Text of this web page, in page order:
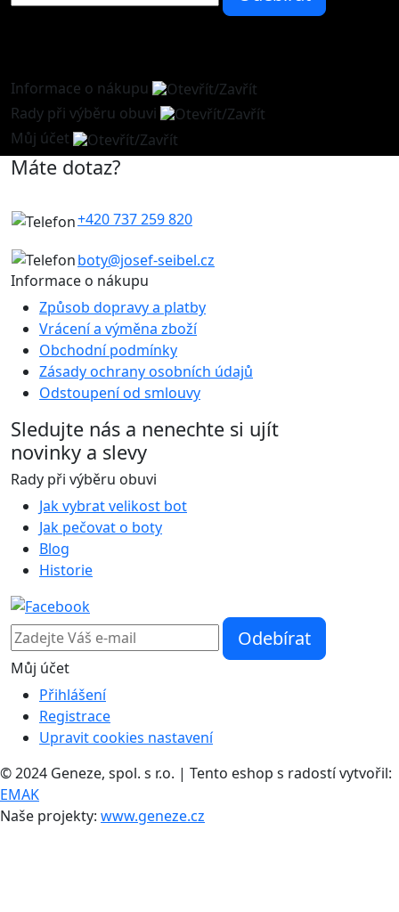
Informace o nákupu
Rady při výběru obuvi
Můj účet
Máte dotaz?
+420 737 259 820
boty@josef-seibel.cz
Informace o nákupu
Způsob dopravy a platby
Vrácení a výměna zboží
Obchodní podmínky
Zásady ochrany osobních údajů
Odstoupení od smlouvy
Sledujte nás a nenechte si ujít
novinky a slevy
Rady při výběru obuvi
Jak vybrat velikost bot
Jak pečovat o boty
Blog
Historie
Můj účet
Přihlášení
Registrace
Upravit cookies nastavení
© 2024 Geneze, spol. s r.o. | Tento eshop s radostí vytvořil:
EMAK
Naše projekty: www.geneze.cz